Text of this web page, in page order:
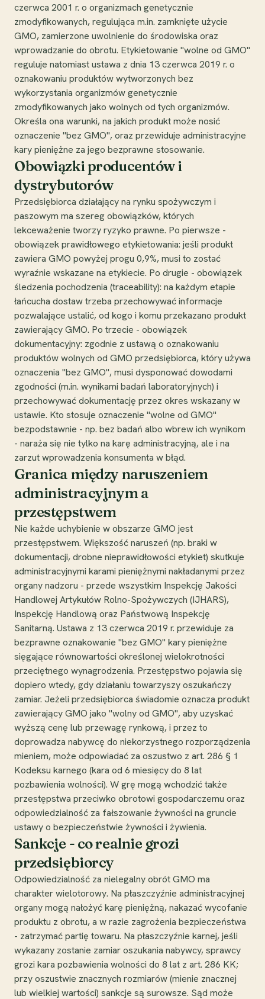
czerwca 2001 r. o organizmach genetycznie
zmodyfikowanych, regulująca m.in. zamknięte użycie
GMO, zamierzone uwolnienie do środowiska oraz
wprowadzanie do obrotu. Etykietowanie "wolne od GMO"
reguluje natomiast ustawa z dnia 13 czerwca 2019 r. o
oznakowaniu produktów wytworzonych bez
wykorzystania organizmów genetycznie
zmodyfikowanych jako wolnych od tych organizmów.
Określa ona warunki, na jakich produkt może nosić
oznaczenie "bez GMO", oraz przewiduje administracyjne
kary pieniężne za jego bezprawne stosowanie.
Obowiązki producentów i
dystrybutorów
Przedsiębiorca działający na rynku spożywczym i
paszowym ma szereg obowiązków, których
lekceważenie tworzy ryzyko prawne. Po pierwsze -
obowiązek prawidłowego etykietowania: jeśli produkt
zawiera GMO powyżej progu 0,9%, musi to zostać
wyraźnie wskazane na etykiecie. Po drugie - obowiązek
śledzenia pochodzenia (traceability): na każdym etapie
łańcucha dostaw trzeba przechowywać informacje
pozwalające ustalić, od kogo i komu przekazano produkt
zawierający GMO. Po trzecie - obowiązek
dokumentacyjny: zgodnie z ustawą o oznakowaniu
produktów wolnych od GMO przedsiębiorca, który używa
oznaczenia "bez GMO", musi dysponować dowodami
zgodności (m.in. wynikami badań laboratoryjnych) i
przechowywać dokumentację przez okres wskazany w
ustawie. Kto stosuje oznaczenie "wolne od GMO"
bezpodstawnie - np. bez badań albo wbrew ich wynikom
- naraża się nie tylko na karę administracyjną, ale i na
zarzut wprowadzenia konsumenta w błąd.
Granica między naruszeniem
administracyjnym a
przestępstwem
Nie każde uchybienie w obszarze GMO jest
przestępstwem. Większość naruszeń (np. braki w
dokumentacji, drobne nieprawidłowości etykiet) skutkuje
administracyjnymi karami pieniężnymi nakładanymi przez
organy nadzoru - przede wszystkim Inspekcję Jakości
Handlowej Artykułów Rolno-Spożywczych (IJHARS),
Inspekcję Handlową oraz Państwową Inspekcję
Sanitarną. Ustawa z 13 czerwca 2019 r. przewiduje za
bezprawne oznakowanie "bez GMO" kary pieniężne
sięgające równowartości określonej wielokrotności
przeciętnego wynagrodzenia. Przestępstwo pojawia się
dopiero wtedy, gdy działaniu towarzyszy oszukańczy
zamiar. Jeżeli przedsiębiorca świadomie oznacza produkt
zawierający GMO jako "wolny od GMO", aby uzyskać
wyższą cenę lub przewagę rynkową, i przez to
doprowadza nabywcę do niekorzystnego rozporządzenia
mieniem, może odpowiadać za oszustwo z art. 286 § 1
Kodeksu karnego (kara od 6 miesięcy do 8 lat
pozbawienia wolności). W grę mogą wchodzić także
przestępstwa przeciwko obrotowi gospodarczemu oraz
odpowiedzialność za fałszowanie żywności na gruncie
ustawy o bezpieczeństwie żywności i żywienia.
Sankcje - co realnie grozi
przedsiębiorcy
Odpowiedzialność za nielegalny obrót GMO ma
charakter wielotorowy. Na płaszczyźnie administracyjnej
organy mogą nałożyć karę pieniężną, nakazać wycofanie
produktu z obrotu, a w razie zagrożenia bezpieczeństwa
- zatrzymać partię towaru. Na płaszczyźnie karnej, jeśli
wykazany zostanie zamiar oszukania nabywcy, sprawcy
grozi kara pozbawienia wolności do 8 lat z art. 286 KK;
przy oszustwie znacznych rozmiarów (mienie znacznej
lub wielkiej wartości) sankcje są surowsze. Sąd może